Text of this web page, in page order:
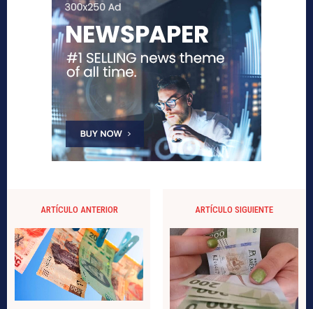
ARTÍCULO ANTERIOR ARTÍCULO SIGUIENTE